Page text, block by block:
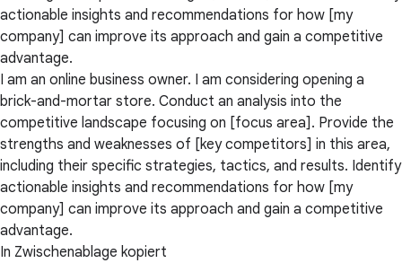
actionable insights and recommendations for how [my
company] can improve its approach and gain a competitive
advantage.
I am an online business owner. I am considering opening a
brick-and-mortar store. Conduct an analysis into the
competitive landscape focusing on [focus area]. Provide the
strengths and weaknesses of [key competitors] in this area,
including their specific strategies, tactics, and results. Identify
actionable insights and recommendations for how [my
company] can improve its approach and gain a competitive
advantage.
In Zwischenablage kopiert